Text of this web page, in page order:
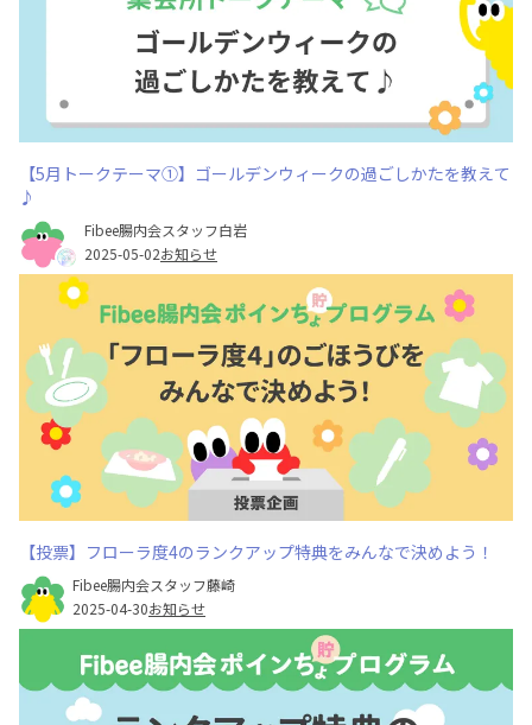
【5月トークテーマ①】ゴールデンウィークの過ごしかたを教えて
♪
Fibee腸内会スタッフ白岩
2025-05-02お知らせ
【投票】フローラ度4のランクアップ特典をみんなで決めよう！
Fibee腸内会スタッフ藤崎
2025-04-30お知らせ